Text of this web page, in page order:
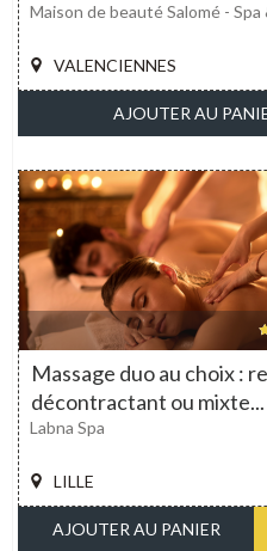
VALENCIENNES
Maison de beauté Salomé -
AJOUTER AU
Massage duo au choix :
décontractant ou mixte...
LILLE
Labna Spa
AJOUTER AU PANIER